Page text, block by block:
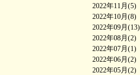
2022年11月(5)
2022年10月(8)
2022年09月(13)
2022年08月(2)
2022年07月(1)
2022年06月(2)
2022年05月(2)